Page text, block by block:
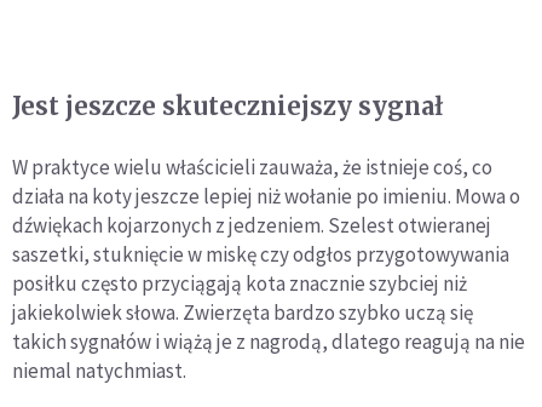
Jest jeszcze skuteczniejszy sygnał
W praktyce wielu właścicieli zauważa, że istnieje coś, co
działa na koty jeszcze lepiej niż wołanie po imieniu. Mowa o
dźwiękach kojarzonych z jedzeniem. Szelest otwieranej
saszetki, stuknięcie w miskę czy odgłos przygotowywania
posiłku często przyciągają kota znacznie szybciej niż
jakiekolwiek słowa. Zwierzęta bardzo szybko uczą się
takich sygnałów i wiążą je z nagrodą, dlatego reagują na nie
niemal natychmiast.